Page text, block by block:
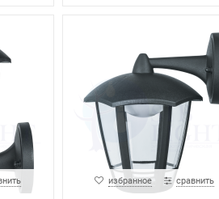
избранное сравнить